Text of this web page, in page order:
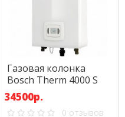
Газовая колонка
Bosch Therm 4000 S
WTD 15 AM E23
34500р.
0 отзывов